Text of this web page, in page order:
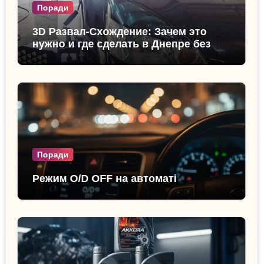
Поради
3D Развал-Схождение: Зачем это
нужно и где сделать в Днепре без
очереди?
Поради
Режим O/D OFF на автоматі